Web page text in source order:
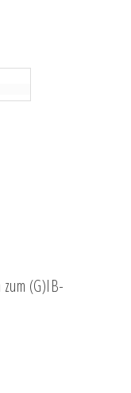
zum (G)IB-